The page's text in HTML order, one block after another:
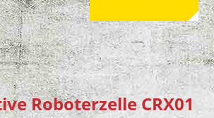
Roboterzelle CRX01